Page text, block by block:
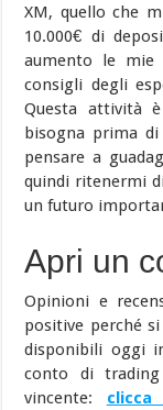
XM, quello che
10.000€ di
aumento le
consigli degli
Questa attività
bisogna prima
pensare a
quindi ritenermi
un futuro
Apri un
Opinioni e
positive perché
disponibili oggi
conto di
vincente: